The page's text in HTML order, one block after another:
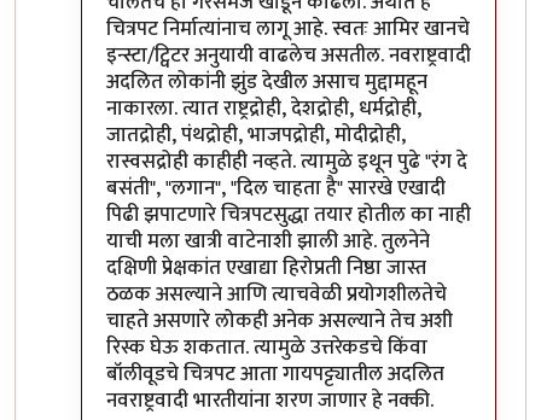
चित्रपट निर्मात्यांनाच लागू आहे. स्वतः आमिर खानचे
इन्स्टा/ट्विटर अनुयायी वाढलेच असतील. नवराष्ट्रवादी
अदलित लोकांनी झुंड देखील असाच मुद्दामहून
नाकारला. त्यात राष्ट्रद्रोही, देशद्रोही, धर्मद्रोही,
जातद्रोही, पंथद्रोही, भाजपद्रोही, मोदीद्रोही,
रास्वसद्रोही काहीही नव्हते. त्यामुळे इथून पुढे "रंग दे
बसंती", "लगान", "दिल चाहता है" सारखे एखादी
पिढी झपाटणारे चित्रपटसुद्धा तयार होतील का नाही
याची मला खात्री वाटेनाशी झाली आहे. तुलनेने
दक्षिणी प्रेक्षकांत एखाद्या हिरोप्रती निष्ठा जास्त
ठळक असल्याने आणि त्याचवेळी प्रयोगशीलतेचे
चाहते असणारे लोकही अनेक असल्याने तेच अशी
रिस्क घेऊ शकतात. त्यामुळे उत्तरेकडचे किंवा
बॉलीवूडचे चित्रपट आता गायपट्ट्यातील अदलित
नवराष्ट्रवादी भारतीयांना शरण जाणार हे नक्की.